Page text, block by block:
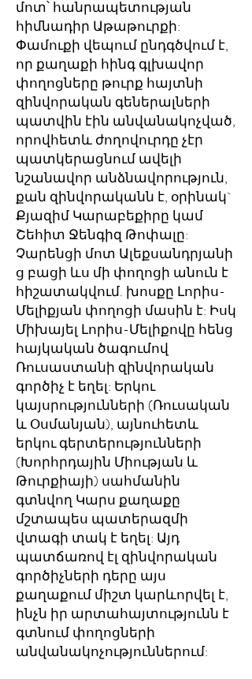
մոտ՝ հանրապետության
հիմնադիր Աթաթուրքի:
Փամուքի վեպում ընդգծվում է,
որ քաղաքի հինգ գլխավոր
փողոցները թուրք հայտնի
զինվորական գեներալների
պատվին էին անվանակոչված,
որովհետև ժողովուրդը չէր
պատկերացնում ավելի
նշանավոր անձնավորություն,
քան զինվորականն է, օրինակ`
Քյազիմ Կարաբեքիրը կամ
Շեհիտ Ջենգիզ Թոփալը:
Չարենցի մոտ Ալեքսանդրյանի
ց բացի ևս մի փողոցի անուն է
հիշատակվում. խոսքը Լորիս-
Մելիքյան փողոցի մասին է: Իսկ
Միխայել Լորիս-Մելիքովը հենց
հայկական ծագումով
Ռուսաստանի զինվորական
գործիչ է եղել: Երկու
կայսրությունների (Ռուսական
և Օսմանյան), այնուհետև
երկու գերտերությունների
(Խորհրդային Միության և
Թուրքիայի) սահմանին
գտնվող Կարս քաղաքը
մշտապես պատերազմի
վտագի տակ է եղել: Այդ
պատճառով էլ զինվորական
գործիչների դերը այս
քաղաքում միշտ կարևորվել է,
ինչն իր արտահայտությունն է
գտնում փողոցների
անվանակոչություններում: